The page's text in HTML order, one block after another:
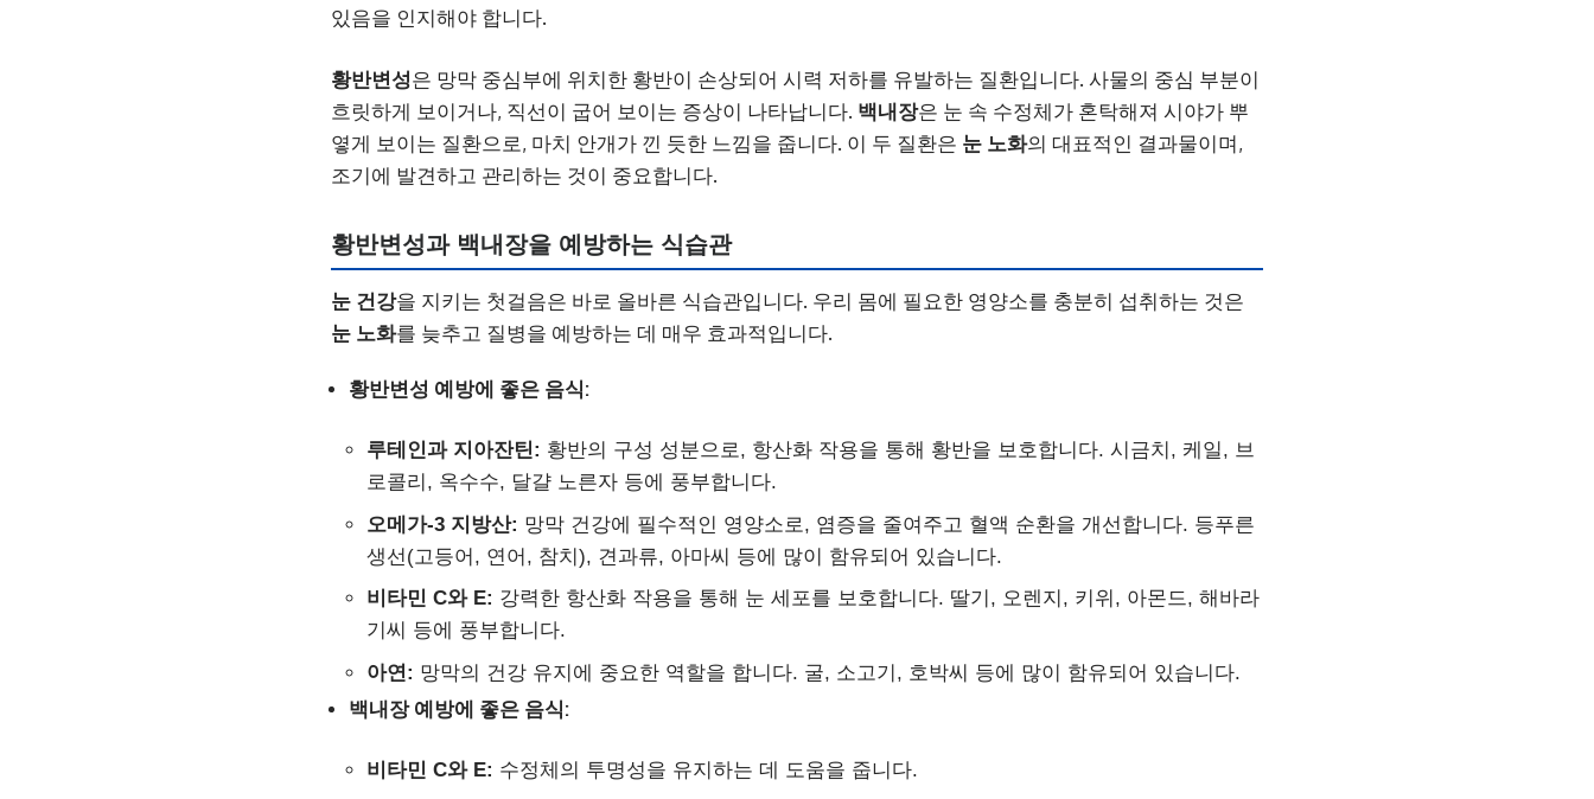
있음을 인지해야 합니다.
황반변성은 망막 중심부에 위치한 황반이 손상되어 시력 저하를 유발하는 질환입니다. 사물의 중심 부분이
흐릿하게 보이거나, 직선이 굽어 보이는 증상이 나타납니다. 백내장은 눈 속 수정체가 혼탁해져 시야가 뿌
옇게 보이는 질환으로, 마치 안개가 낀 듯한 느낌을 줍니다. 이 두 질환은 눈 노화의 대표적인 결과물이며,
조기에 발견하고 관리하는 것이 중요합니다.
황반변성과 백내장을 예방하는 식습관
눈 건강을 지키는 첫걸음은 바로 올바른 식습관입니다. 우리 몸에 필요한 영양소를 충분히 섭취하는 것은
눈 노화를 늦추고 질병을 예방하는 데 매우 효과적입니다.
황반변성 예방에 좋은 음식:
루테인과 지아잔틴: 황반의 구성 성분으로, 항산화 작용을 통해 황반을 보호합니다. 시금치, 케일, 브
로콜리, 옥수수, 달걀 노른자 등에 풍부합니다.
오메가-3 지방산: 망막 건강에 필수적인 영양소로, 염증을 줄여주고 혈액 순환을 개선합니다. 등푸른
생선(고등어, 연어, 참치), 견과류, 아마씨 등에 많이 함유되어 있습니다.
비타민 C와 E: 강력한 항산화 작용을 통해 눈 세포를 보호합니다. 딸기, 오렌지, 키위, 아몬드, 해바라
기씨 등에 풍부합니다.
아연: 망막의 건강 유지에 중요한 역할을 합니다. 굴, 소고기, 호박씨 등에 많이 함유되어 있습니다.
백내장 예방에 좋은 음식:
비타민 C와 E: 수정체의 투명성을 유지하는 데 도움을 줍니다.